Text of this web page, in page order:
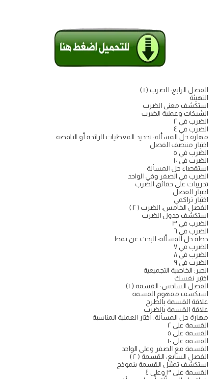
الفصل الرابع: الضرب ( ١ )
التهيئة
استكشف معنى الضرب
الشبكات وعملية الضرب
الضرب في ٢
الضرب في ٤
مهارة حل المسألة: تحديد المعطيات الزائدة أو الناقصة
اختبار منتصف الفصل
الضرب في ٥
الضرب في ١٠
استقصاء حل المسألة
الضرب في الصفر وفي الواحد
تدريبات على حقائق الضرب
اختبار الفصل
اختبار تراكمي
الفصل الخامس: الضرب ( ۲ )
استكشف جدول الضرب
الضرب في ٣
الضرب في ٦
خطة حل المسألة: البحث عن نمط
الضرب في ٧
الضرب في ٨
الضرب في ٩
الجبر: الخاصية التجميعية
اختبر نفسك
الفصل السادس: القسمة ( ١ )
استكشف مفهوم القسمة
علاقة القسمة بالطرح
علاقة القسمة بالضرب
مهارة حل المسألة: أختار العملية المناسبة
القسمة على ٢
القسمة على ٥
القسمة على ١٠
القسمة مع الصفر وعلى الواحد
الفصل السابع: القسمة ( ۲ )
استكشف تمثيل القسمة بنموذج
القسمة على ٣ وعلى ٤